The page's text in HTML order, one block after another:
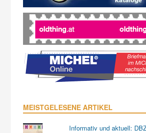
MEISTGELESENE ARTIKEL
Informativ und aktuell: